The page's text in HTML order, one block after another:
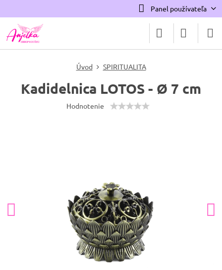
Panel používateľa
Úvod SPIRITUALITA
Kadidelnica LOTOS - Ø 7 cm
Hodnotenie